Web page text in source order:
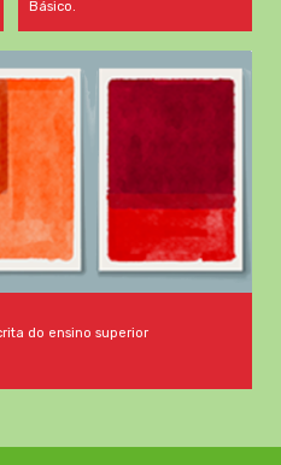
Básico.
do ensino superior